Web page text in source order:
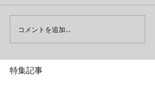
特集記事
コメントを追加…